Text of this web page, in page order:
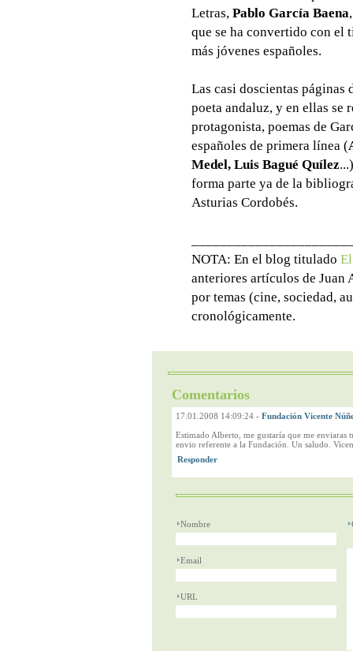
Letras, Pablo García Baena
que se ha convertido con el
más jóvenes españoles.
Las casi doscientas páginas
poeta andaluz, y en ellas se
protagonista, poemas de
españoles de primera línea (
Medel, Luis Bagué Quílez
forma parte ya de la
Asturias Cordobés.
NOTA: En el blog titulado
anteriores artículos de Juan
por temas (cine, sociedad,
cronológicamente.
Comentarios
17.01.2008 14:09:24 - Fundación Vicente
Estimado Alberto, me gustaría que me enviaras
envio referente a la Fundación. Un saludo.
Nombre
Email
URL